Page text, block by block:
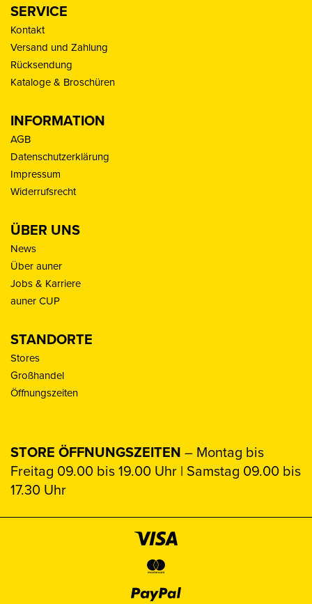
SERVICE
Kontakt
Versand und Zahlung
Rücksendung
Kataloge & Broschüren
INFORMATION
AGB
Datenschutzerklärung
Impressum
Widerrufsrecht
ÜBER UNS
News
Über auner
Jobs & Karriere
auner CUP
STANDORTE
Stores
Großhandel
Öffnungszeiten
STORE ÖFFNUNGSZEITEN – Montag bis
Freitag 09.00 bis 19.00 Uhr | Samstag 09.00 bis
17.30 Uhr